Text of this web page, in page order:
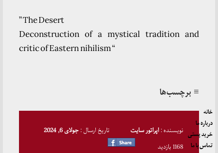
” The Desert
Deconstruction of a mystical tradition and
critic of Eastern nihilism “
≡ برچسب‌ها
نویسنده :اپراتور سایت تاریخ ارسال :جولای 6, 2024
1168 بازدید
خانه
درباره ما
خرید پستی
تماس با ما